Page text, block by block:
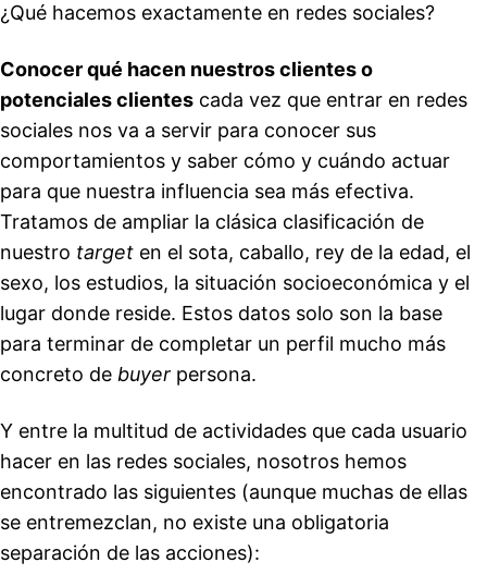
¿Qué hacemos exactamente en redes sociales?
Conocer qué hacen nuestros clientes o
potenciales clientes cada vez que entrar en redes
sociales nos va a servir para conocer sus
comportamientos y saber cómo y cuándo actuar
para que nuestra influencia sea más efectiva.
Tratamos de ampliar la clásica clasificación de
nuestro target en el sota, caballo, rey de la edad, el
sexo, los estudios, la situación socioeconómica y el
lugar donde reside. Estos datos solo son la base
para terminar de completar un perfil mucho más
concreto de buyer persona.
Y entre la multitud de actividades que cada usuario
hacer en las redes sociales, nosotros hemos
encontrado las siguientes (aunque muchas de ellas
se entremezclan, no existe una obligatoria
separación de las acciones):